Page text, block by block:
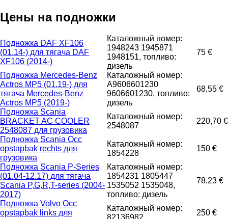
Цены на подножки
Подножка DAF XF106
(01.14-) для тягача DAF
XF106 (2014-)
Каталожный номер:
1948243 1945871
1948151, топливо:
дизель
75 €
Подножка Mercedes-Benz
Actros MP5 (01.19-) для
тягача Mercedes-Benz
Actros MP5 (2019-)
Каталожный номер:
A9606601230
9606601230, топливо:
дизель
68,55 €
Подножка Scania
BRACKET AC COOLER
2548087 для грузовика
Каталожный номер:
2548087
220,70 €
Подножка Scania Occ
opstapbak rechts для
грузовика
Каталожный номер:
1854228
150 €
Подножка Scania P-Series
(01.04-12.17) для тягача
Scania P,G,R,T-series (2004-
2017)
Каталожный номер:
1854231 1805447
1535052 1535048,
топливо: дизель
78,23 €
Подножка Volvo Occ
opstapbak links для
Каталожный номер:
250 €